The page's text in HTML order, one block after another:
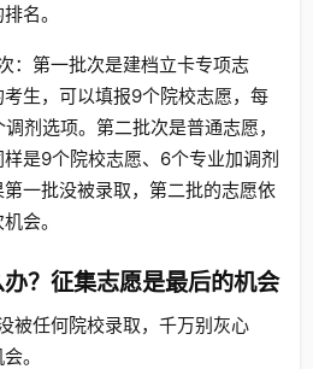
名。
：第一批次是建档立卡专项志
生，可以填报9个院校志愿，每
剂选项。第二批次是普通志愿，
是9个院校志愿、6个专业加调剂
一批没被录取，第二批的志愿依
会。
？征集志愿是最后的机会
被任何院校录取，千万别灰心
。